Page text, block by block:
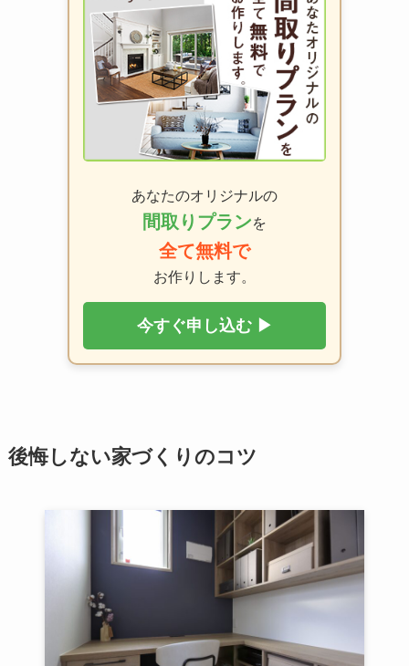
あなたのオリジナルの
間取りプランを
全て無料で
お作りします。
今すぐ申し込む ▶
後悔しない家づくりのコツ